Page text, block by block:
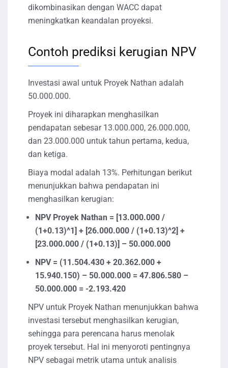
dikombinasikan dengan WACC dapat
meningkatkan keandalan proyeksi.
Contoh prediksi kerugian NPV
Investasi awal untuk Proyek Nathan adalah
50.000.000.
Proyek ini diharapkan menghasilkan
pendapatan sebesar 13.000.000, 26.000.000,
dan 23.000.000 untuk tahun pertama, kedua,
dan ketiga.
Biaya modal adalah 13%. Perhitungan berikut
menunjukkan bahwa pendapatan ini
menghasilkan kerugian:
NPV Proyek Nathan = [13.000.000 /
(1+0.13)^1] + [26.000.000 / (1+0.13)^2] +
[23.000.000 / (1+0.13)] – 50.000.000
NPV = (11.504.430 + 20.362.000 +
15.940.150) – 50.000.000 = 47.806.580 –
50.000.000 = -2.193.420
NPV untuk Proyek Nathan menunjukkan bahwa
investasi tersebut menghasilkan kerugian,
sehingga para perencana harus menolak
proyek tersebut. Hal ini menyoroti pentingnya
NPV sebagai metrik utama untuk analisis